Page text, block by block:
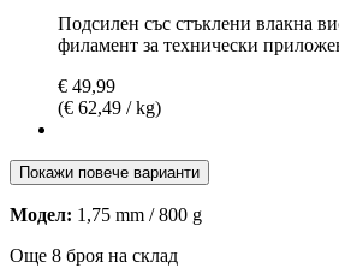
Подсилен със стъклени влакна
филамент за технически
€ 49,99
(€ 62,49 / kg)
Покажи повече варианти
Модел: 1,75 mm / 800 g
Още 8 броя на склад